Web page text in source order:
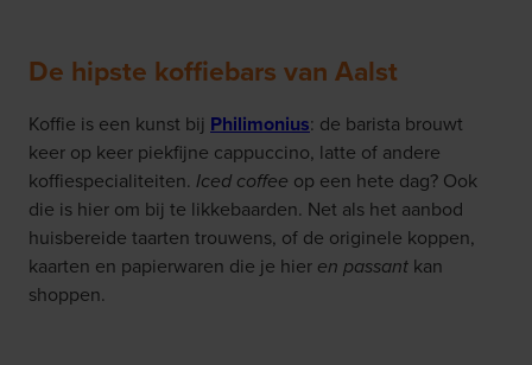
De hipste koffiebars van Aalst
Koffie is een kunst bij Philimonius: de barista brouwt
keer op keer piekfijne cappuccino, latte of andere
koffiespecialiteiten. Iced coffee op een hete dag? Ook
die is hier om bij te likkebaarden. Net als het aanbod
huisbereide taarten trouwens, of de originele koppen,
kaarten en papierwaren die je hier en passant kan
shoppen.